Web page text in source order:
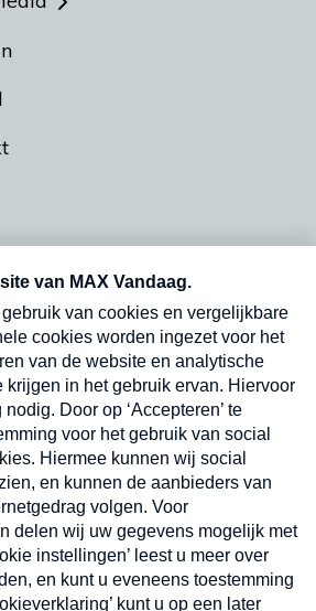
en dinsdagochtend in
Verzend